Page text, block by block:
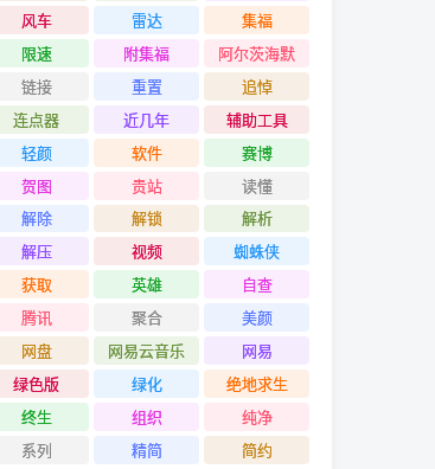
风车
雷达
集福
限速
附集福
阿尔茨海默
链接
重置
追悼
连点器
近几年
辅助工具
轻颜
软件
赛博
贺图
贵站
读懂
解除
解锁
解析
解压
视频
蜘蛛侠
获取
英雄
自查
腾讯
聚合
美颜
网盘
网易云音乐
网易
绿色版
绿化
绝地求生
终生
组织
纯净
系列
精简
简约